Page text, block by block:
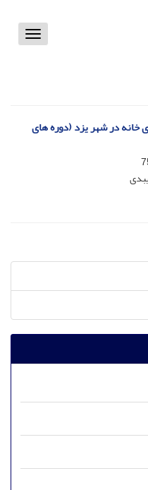
Toggle
خانه در شهر یزد (دوره های